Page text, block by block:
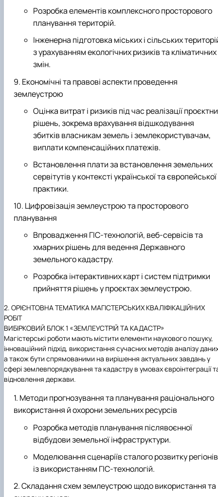
Розробка елементів комплексного просторового
планування територій.
Інженерна підготовка міських і сільських
з урахуванням екологічних ризиків та кліматичних
змін.
Економічні та правові аспекти проведення
землеустрою
Оцінка витрат і ризиків під час реалізації
рішень, зокрема врахування відшкодування
збитків власникам земель і землекористувачам,
виплати компенсаційних платежів.
Встановлення плати за встановлення земельних
сервітутів у контексті української та європейської
практики.
Цифровізація землеустрою та просторового
планування
Впровадження ГІС-технологій, веб-сервісів та
хмарних рішень для ведення Державного
земельного кадастру.
Розробка інтерактивних карт і систем підтримки
прийняття рішень у проєктах землеустрою.
2. ОРІЄНТОВНА ТЕМАТИКА МАГІСТЕРСЬКИХ КВАЛІФІКАЦІЙНИХ
РОБІТ
ВИБІРКОВИЙ БЛОК 1 «ЗЕМЛЕУСТРІЙ ТА КАДАСТР»
Магістерські роботи мають містити елементи наукового пошуку,
інноваційний підхід, використання сучасних методів аналізу
а також бути спрямованими на вирішення актуальних завдань у
сфері землевпорядкування та кадастру в умовах євроінтеграції
відновлення держави.
Методи прогнозування та планування раціонального
використання й охорони земельних ресурсів
Розробка методів планування післявоєнної
відбудови земельної інфраструктури.
Моделювання сценаріїв сталого розвитку регіонів
із використанням ГІС-технологій.
Складання схем землеустрою щодо використання та